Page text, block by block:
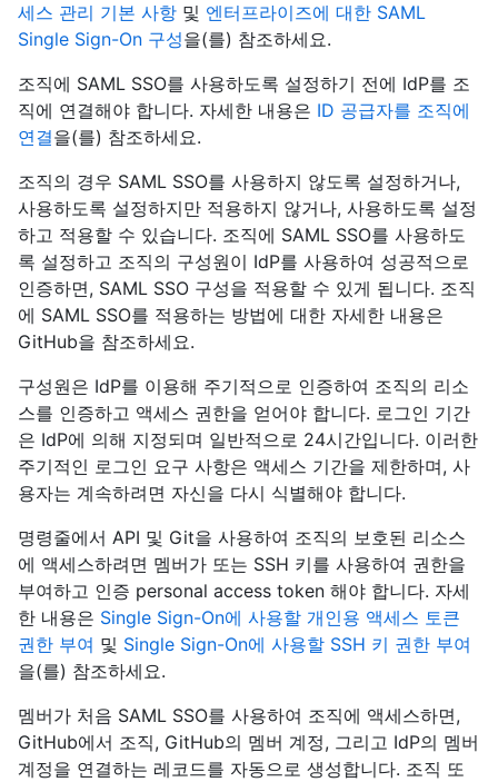
세스 관리 기본 사항 및 엔터프라이즈에 대한 SAML
Single Sign-On 구성을(를) 참조하세요.
조직에 SAML SSO를 사용하도록 설정하기 전에 IdP를 조
직에 연결해야 합니다. 자세한 내용은 ID 공급자를 조직에
연결을(를) 참조하세요.
조직의 경우 SAML SSO를 사용하지 않도록 설정하거나,
사용하도록 설정하지만 적용하지 않거나, 사용하도록 설정
하고 적용할 수 있습니다. 조직에 SAML SSO를 사용하도
록 설정하고 조직의 구성원이 IdP를 사용하여 성공적으로
인증하면, SAML SSO 구성을 적용할 수 있게 됩니다. 조직
에 SAML SSO를 적용하는 방법에 대한 자세한 내용은
GitHub을 참조하세요.
구성원은 IdP를 이용해 주기적으로 인증하여 조직의 리소
스를 인증하고 액세스 권한을 얻어야 합니다. 로그인 기간
은 IdP에 의해 지정되며 일반적으로 24시간입니다. 이러한
주기적인 로그인 요구 사항은 액세스 기간을 제한하며, 사
용자는 계속하려면 자신을 다시 식별해야 합니다.
명령줄에서 API 및 Git을 사용하여 조직의 보호된 리소스
에 액세스하려면 멤버가 또는 SSH 키를 사용하여 권한을
부여하고 인증 personal access token 해야 합니다. 자세
한 내용은 Single Sign-On에 사용할 개인용 액세스 토큰
권한 부여 및 Single Sign-On에 사용할 SSH 키 권한 부여
을(를) 참조하세요.
멤버가 처음 SAML SSO를 사용하여 조직에 액세스하면,
GitHub에서 조직, GitHub의 멤버 계정, 그리고 IdP의 멤버
계정을 연결하는 레코드를 자동으로 생성합니다. 조직 또